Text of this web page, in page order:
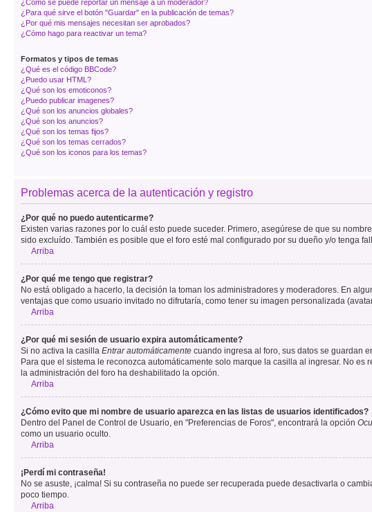
¿Cómo se puede reportar un mensaje a un moderador?
¿Para qué sirve el botón "Guardar" en la publicación de temas?
¿Por qué mis mensajes necesitan ser aprobados?
¿Cómo hago para reactivar un tema?
Formatos y tipos de temas
¿Qué es el código BBCode?
¿Puedo usar HTML?
¿Qué son los emoticonos?
¿Puedo publicar imagenes?
¿Qué son los anuncios globales?
¿Qué son los anuncios?
¿Qué son los temas fijos?
¿Qué son los temas cerrados?
¿Qué son los iconos para los temas?
Problemas acerca de la autenticación y registro
¿Por qué no puedo autenticarme?
Existen varias razones por lo cuál esto puede suceder. Primero, asegúrese de que su
sido excluído. También es posible que el foro esté mal configurado por su dueño y/o tenga
Arriba
¿Por qué me tengo que registrar?
No está obligado a hacerlo, la decisión la toman los administradores y moderadores. En
ventajas que como usuario invitado no difrutaría, como tener su imagen personalizada
Arriba
¿Por qué mi sesión de usuario expira automáticamente?
Si no activa la casilla Entrar automáticamente cuando ingresa al foro, sus datos se guardan
Para que el sistema le reconozca automáticamente solo marque la casilla al ingresar. No
la administración del foro ha deshabilitado la opción.
Arriba
¿Cómo evito que mi nombre de usuario aparezca en las listas de usuarios identificados?
Dentro del Panel de Control de Usuario, en "Preferencias de Foros", encontrará la opción
como un usuario oculto.
Arriba
¡Perdí mi contraseña!
No se asuste, ¡calma! Si su contraseña no puede ser recuperada puede desactivarla o
poco tiempo.
Arriba